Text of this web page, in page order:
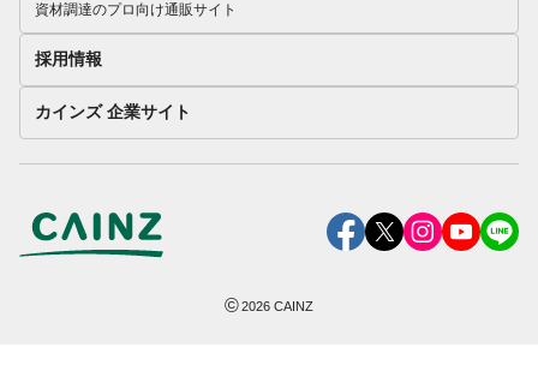
資材調達のプロ向け通販サイト
採用情報
カインズ 企業サイト
©2026 CAINZ